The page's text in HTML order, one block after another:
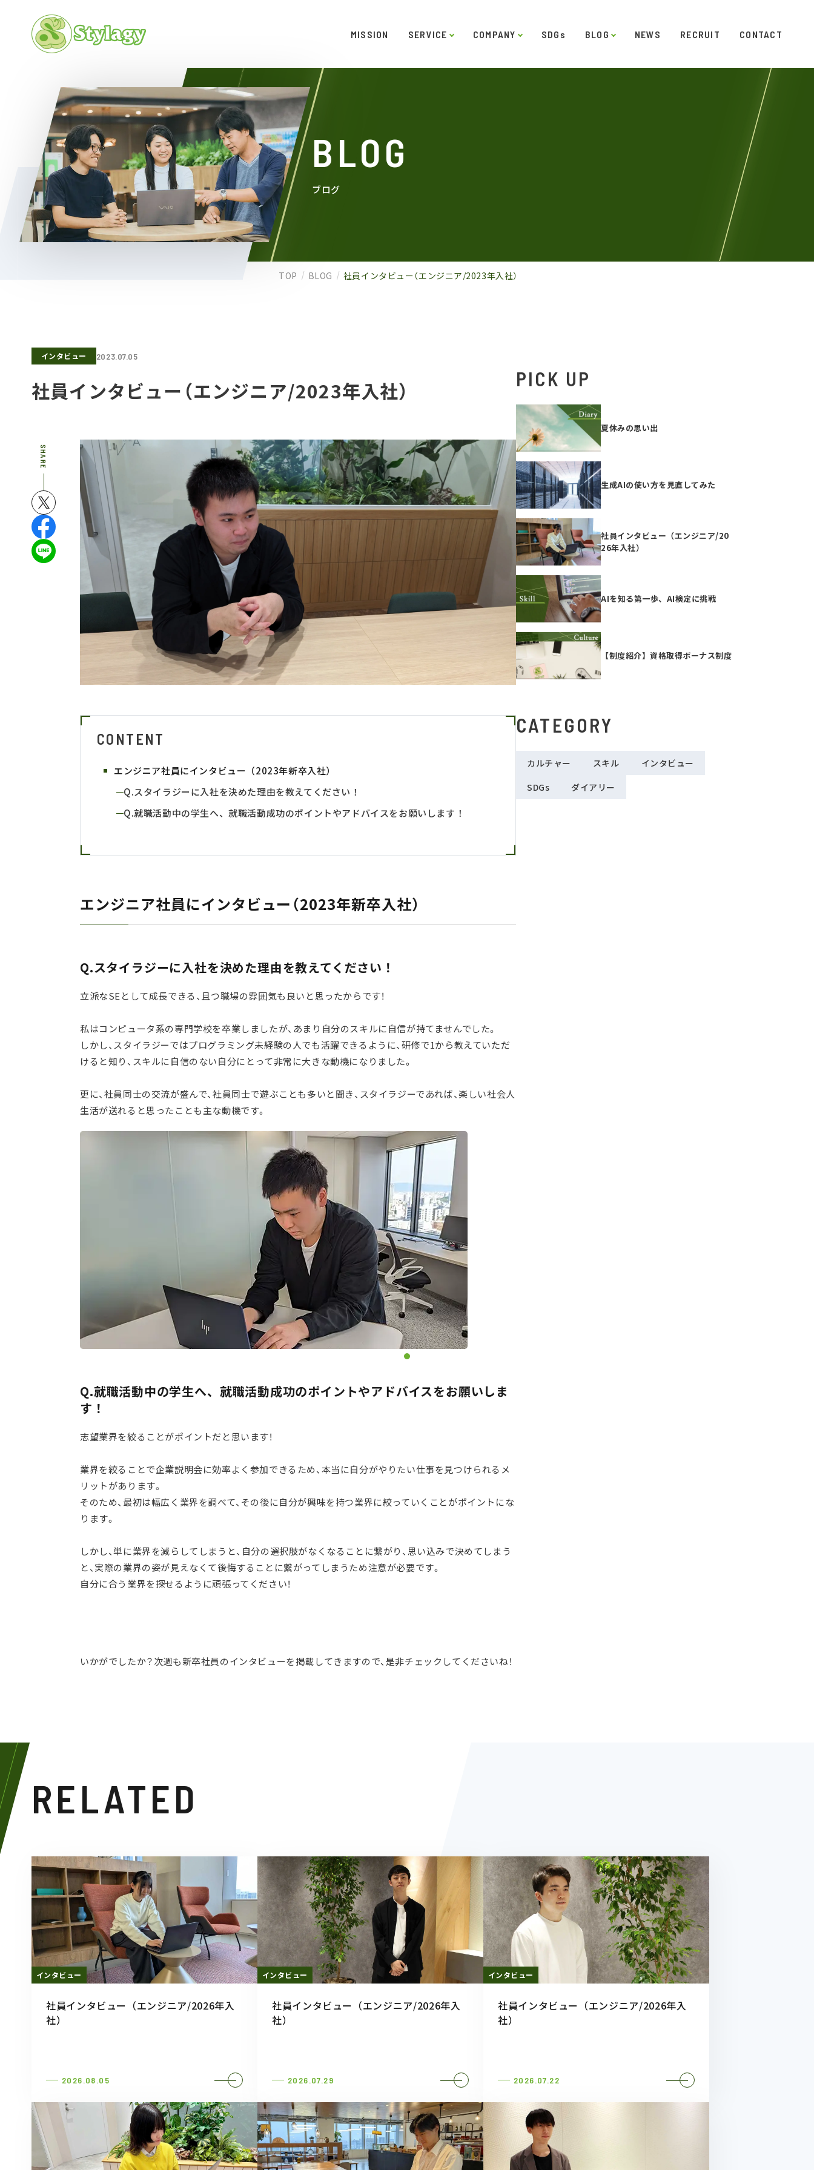
MISSION SERVICE
システムソリューション
COMPANY
会社概要 ご挨拶
SDGs BLOG
カルチャー スキル
NEWS RECRUIT CONTACT
BLOG
ブログ
TOP BLOG 社員インタビュー（エンジニア/2023年入社）
インタビュー 2023.07.05
社員インタビュー（エンジニア/2023年入社）
SHARE
CONTENT
エンジニア社員にインタビュー（2023年新卒入社）
Q.スタイラジーに入社を決めた理由を教えてください！
Q.就職活動中の学生へ、就職活動成功のポイントやアドバイスをお願いします！
エンジニア社員にインタビュー（2023年新卒入社）
Q.スタイラジーに入社を決めた理由を教えてください！
立派なSEとして成長できる、且つ職場の雰囲気も良いと思ったからです！
私はコンピュータ系の専門学校を卒業しましたが、あまり自分のスキルに自信が持てませんでした。
しかし、スタイラジーではプログラミング未経験の人でも活躍できるように、研修で1から教えていただ
けると知り、スキルに自信のない自分にとって非常に大きな動機になりました。
更に、社員同士の交流が盛んで、社員同士で遊ぶことも多いと聞き、スタイラジーであれば、楽しい社会人
生活が送れると思ったことも主な動機です。
Q.就職活動中の学生へ、就職活動成功のポイントやアドバイスをお願いしま
す！
志望業界を絞ることがポイントだと思います！
業界を絞ることで企業説明会に効率よく参加できるため、本当に自分がやりたい仕事を見つけられるメ
リットがあります。
そのため、最初は幅広く業界を調べて、その後に自分が興味を持つ業界に絞っていくことがポイントにな
ります。
しかし、単に業界を減らしてしまうと、自分の選択肢がなくなることに繋がり、思い込みで決めてしまう
と、実際の業界の姿が見えなくて後悔することに繋がってしまうため注意が必要です。
自分に合う業界を探せるように頑張ってください！
いかがでしたか？次週も新卒社員のインタビューを掲載してきますので、是非チェックしてくださいね！
PICK UP
夏休みの思い出
生成AIの使い方を見直してみた
社員インタビュー（エンジニア/20
26年入社）
AIを知る第一歩、AI検定に挑戦
【制度紹介】資格取得ボーナス制度
CATEGORY
カルチャー スキル
インタビュー
SDGs
ダイアリー
RELATED
インタビュー
社員インタビュー（エンジニア/2026年入
社）
2026.08.05
インタビュー
社員インタビュー（エンジニア/2026年入
社）
2026.07.29
インタビュー
社員インタビュー（エンジニア/2026年入
社）
2026.07.22